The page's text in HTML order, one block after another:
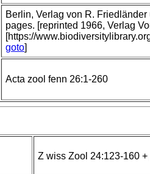
Berlin, Verlag von R.
pages. [reprinted 1966, Verlag
[https://
goto]
Acta zool fenn 26:1-260
Z wiss Zool 24:123-160 +